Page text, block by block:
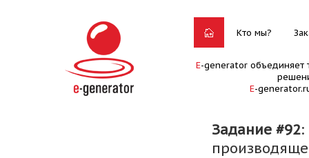
Кто мы?
E-generator объединяет
E-
Задание #92